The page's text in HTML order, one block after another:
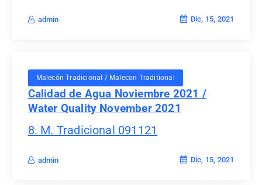
admin Dic, 15, 2021
Malecón Tradicional / Malecon Traditional
Calidad de Agua Noviembre 2021 /
Water Quality November 2021
8. M. Tradicional 091121
admin Dic, 15, 2021